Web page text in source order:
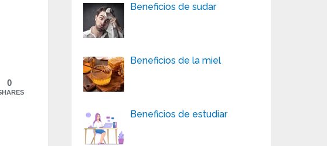
0
Beneficios de sudar
Beneficios de la miel
Beneficios de estudiar